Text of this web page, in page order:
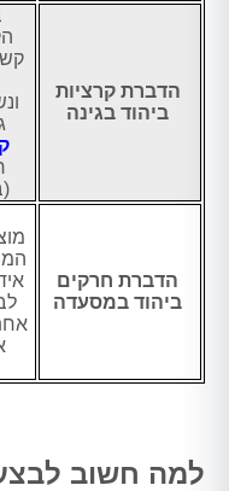
הדברת קרציות
ביהוד בגינה
הדברת חרקים
ביהוד במסעדה
למה חשוב